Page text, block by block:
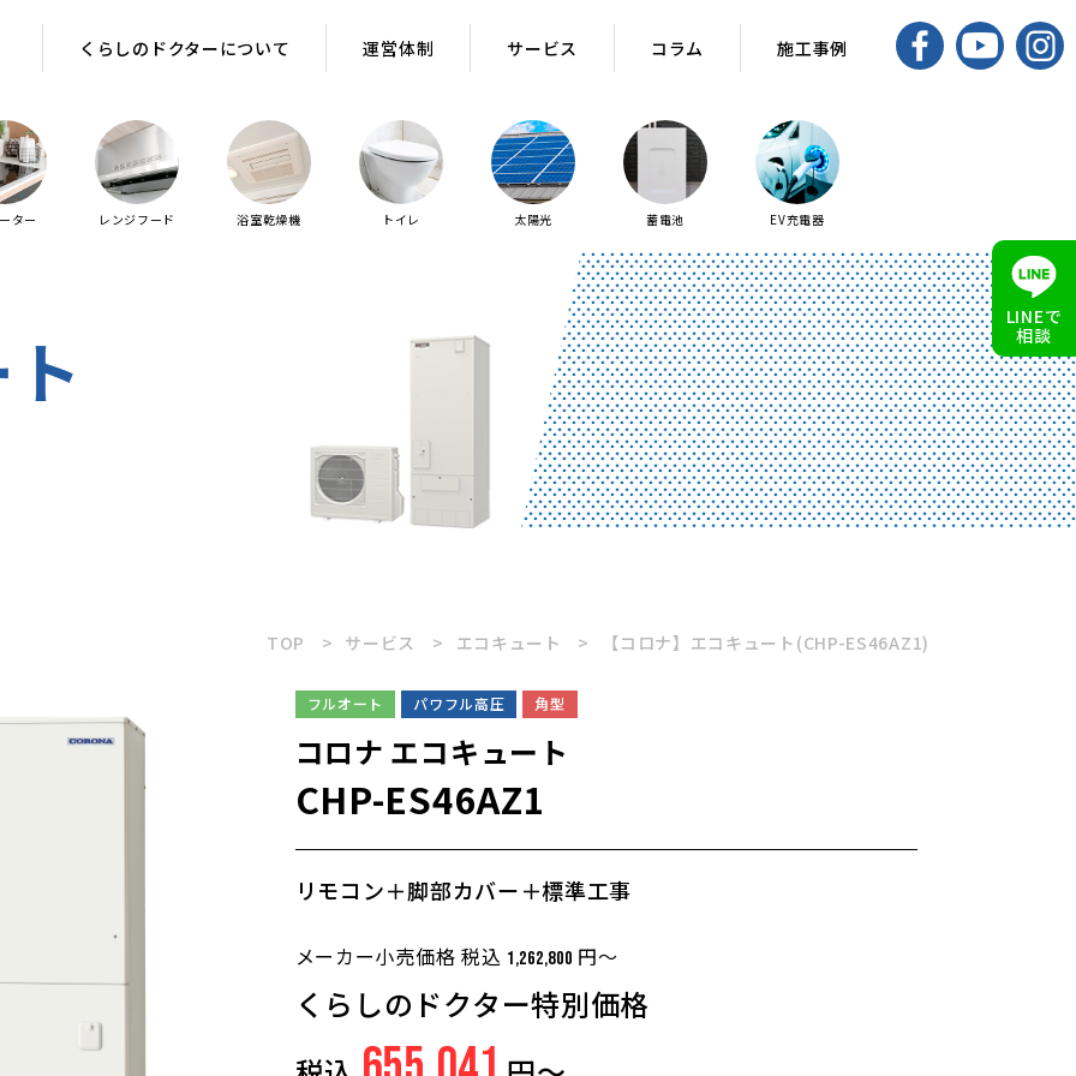
くらしのドクターについて 運営体制 サービス コラム 施工事例
ター レンジフード 浴室乾燥機 トイレ 太陽光 蓄電池 EV充電器
くらしのドクターについて 運営体制 サービス コラム 施工事例
TOP サービス エコキュート 【コロナ】エコキュート(CHP-ES46AZ1)
フルオート パワフル高圧 角型
コロナ エコキュート
CHP-ES46AZ1
リモコン＋脚部カバー＋標準工事
メーカー小売価格 税込 1,262,800 円～
くらしのドクター特別価格
LINEで
相談